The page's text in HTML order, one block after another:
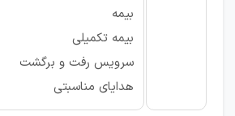
بیمه
بیمه تکمیلی
سرویس رفت و برگشت
هدایای مناسبتی